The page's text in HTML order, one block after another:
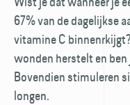
67% van de dagelijkse
vitamine C
wonden herstelt en
Bovendien stimuleren
longen.